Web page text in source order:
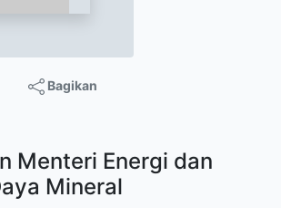
Bagikan
Menteri Energi dan
Mineral